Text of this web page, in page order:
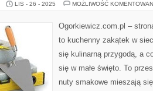
LIS - 26 - 2025 MOŻLIWOŚĆ
Ogorkiewicz.com.pl –
to kuchenny zakątek w
się kulinarną przygodą, a
się w małe święto. To
nuty smakowe mieszają